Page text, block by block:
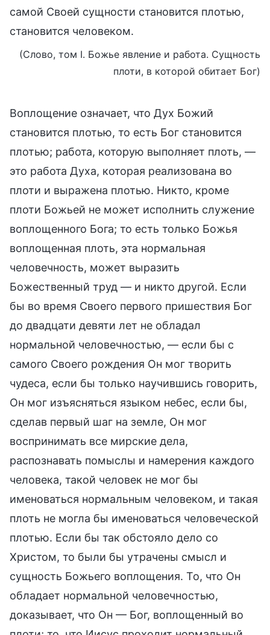
самой Своей сущности становится плотью,
становится человеком.
(Слово, том I. Божье явление и работа. Сущность
плоти, в которой обитает Бог)
Воплощение означает, что Дух Божий
становится плотью, то есть Бог становится
плотью; работа, которую выполняет плоть, —
это работа Духа, которая реализована во
плоти и выражена плотью. Никто, кроме
плоти Божьей не может исполнить служение
воплощенного Бога; то есть только Божья
воплощенная плоть, эта нормальная
человечность, может выразить
Божественный труд — и никто другой. Если
бы во время Своего первого пришествия Бог
до двадцати девяти лет не обладал
нормальной человечностью, — если бы с
самого Своего рождения Он мог творить
чудеса, если бы только научившись говорить,
Он мог изъясняться языком небес, если бы,
сделав первый шаг на земле, Он мог
воспринимать все мирские дела,
распознавать помыслы и намерения каждого
человека, такой человек не мог бы
именоваться нормальным человеком, и такая
плоть не могла бы именоваться человеческой
плотью. Если бы так обстояло дело со
Христом, то были бы утрачены смысл и
сущность Божьего воплощения. То, что Он
обладает нормальной человечностью,
доказывает, что Он — Бог, воплощенный во